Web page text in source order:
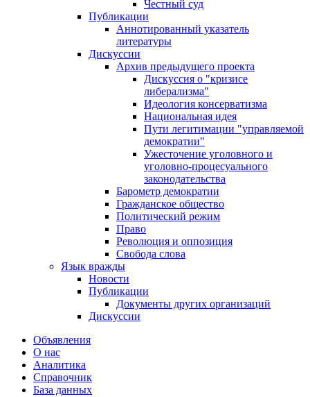
Честный суд
Публикации
Аннотированный указатель
литературы
Дискуссии
Архив предыдущего проекта
Дискуссия о "кризисе
либерализма"
Идеология консерватизма
Национальная идея
Пути легитимации "управляемой
демократии"
Ужесточение уголовного и
уголовно-процесуального
законодательства
Барометр демократии
Гражданское общество
Политический режим
Право
Революция и оппозиция
Свобода слова
Язык вражды
Новости
Публикации
Документы других организаций
Дискуссии
Объявления
О нас
Аналитика
Справочник
База данных